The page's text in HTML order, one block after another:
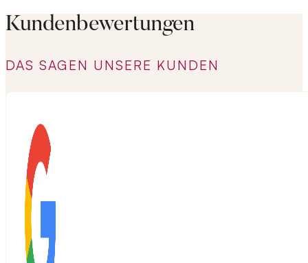
Kundenbewertungen
DAS SAGEN UNSERE KUNDEN